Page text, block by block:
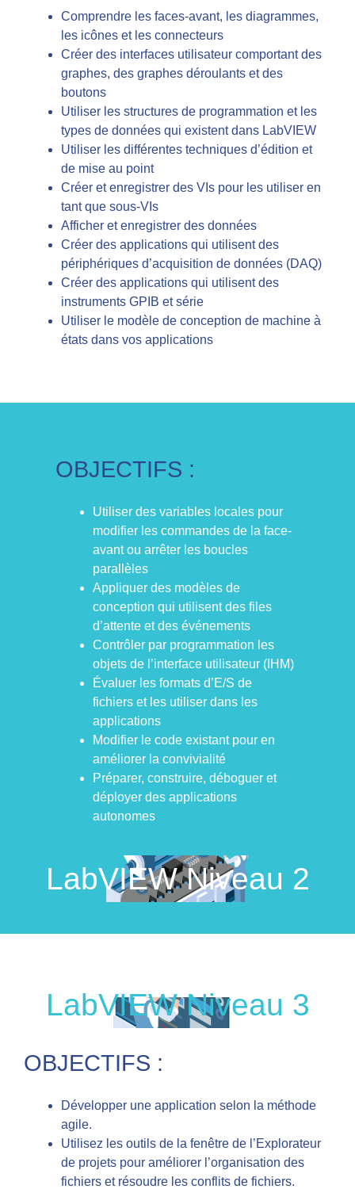
Comprendre les faces-avant, les diagrammes,
les icônes et les connecteurs
Créer des interfaces utilisateur comportant des
graphes, des graphes déroulants et des
boutons
Utiliser les structures de programmation et les
types de données qui existent dans LabVIEW
Utiliser les différentes techniques d’édition et
de mise au point
Créer et enregistrer des VIs pour les utiliser en
tant que sous-VIs
Afficher et enregistrer des données
Créer des applications qui utilisent des
périphériques d’acquisition de données (DAQ)
Créer des applications qui utilisent des
instruments GPIB et série
Utiliser le modèle de conception de machine à
états dans vos applications
OBJECTIFS :
Utiliser des variables locales pour
modifier les commandes de la face-
avant ou arrêter les boucles
parallèles
Appliquer des modèles de
conception qui utilisent des files
d’attente et des événements
Contrôler par programmation les
objets de l’interface utilisateur (IHM)
Évaluer les formats d’E/S de
fichiers et les utiliser dans les
applications
Modifier le code existant pour en
améliorer la convivialité
Préparer, construire, déboguer et
déployer des applications
autonomes
LabVIEW Niveau 2
LabVIEW Niveau 3
OBJECTIFS :
Développer une application selon la méthode
agile.
Utilisez les outils de la fenêtre de l’Explorateur
de projets pour améliorer l’organisation des
fichiers et résoudre les conflits de fichiers.